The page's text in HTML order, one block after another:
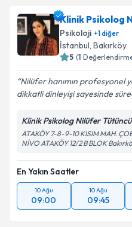
Klinik Psikolog
Psikoloji +1diğer
İstanbul, Bakırköy
5 (1
Nilüfer hanımın profesyonel
dikkatli dinleyişi sayesinde
Klinik Psikolog Nilüfer Tütüncü
ATAKÖY 7-8-9-10 KISIM MAH.
NİVO ATAKÖY 12/2 B BLOK
En Yakın Saatler
10 Ağu
09:00
10 Ağu
09:45